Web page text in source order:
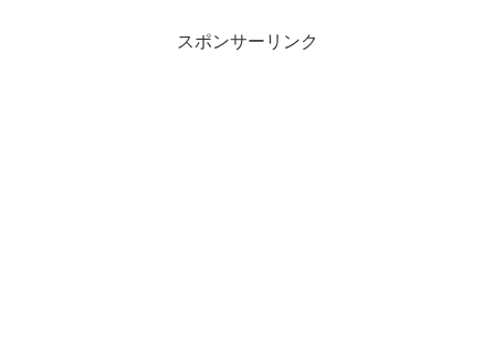
スポンサーリンク